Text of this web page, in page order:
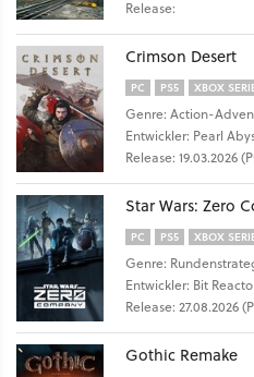
Release:
Crimson Desert
PC PS5 XBOX
Genre: Action-
Entwickler: Pearl
Release: 19.03.2026
Star Wars: Zero
PC PS5 XBOX
Genre:
Entwickler: Bit
Release: 27.08.2026
Gothic Remake